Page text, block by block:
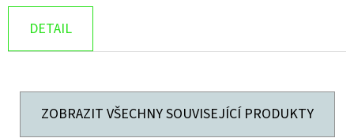
DETAIL
ZOBRAZIT VŠECHNY SOUVISEJÍCÍ PRODUKTY